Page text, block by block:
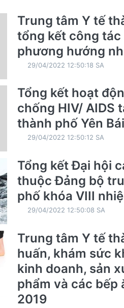
Trung tâm Y tế
tổng kết công tác
phương hướng
29/04/2022 12:50:18 SA
Tổng kết hoạt
chống HIV/ AIDS
thành phố Yên Bái
29/04/2022 12:50:12 SA
Tổng kết Đại hội
thuộc Đảng bộ
phố khóa VIII
29/04/2022 12:50:08 SA
Trung tâm Y tế
huấn, khám sức
kinh doanh, sản
phẩm và các bếp
2019